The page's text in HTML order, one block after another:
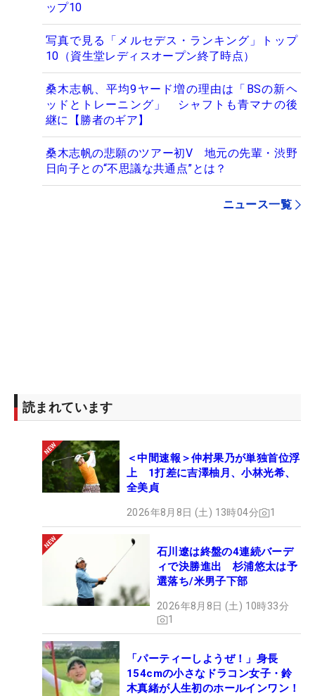
ップ10
写真で見る「メルセデス・ランキング」トップ
10（資生堂レディスオープン終了時点）
桑木志帆、平均9ヤード増の理由は「BSの新ヘ
ッドとトレーニング」 シャフトも青マナの後
継に【勝者のギア】
桑木志帆の悲願のツアー初V 地元の先輩・渋野
日向子との“不思議な共通点”とは？
ニュース一覧
読まれています
＜中間速報＞仲村果乃が単独首位浮
上 1打差に吉澤柚月、小林光希、
全美貞
2026年8月8日 (土) 13時04分 1
石川遼は終盤の4連続バーデ
ィで決勝進出 杉浦悠太は予
選落ち/米男子下部
2026年8月8日 (土) 10時33分
1
「パーティーしようぜ！」身長
154cmの小さなドラコン女子・鈴
木真緒が人生初のホールインワン！